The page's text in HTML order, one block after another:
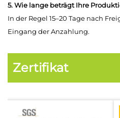
5. Wie lange beträgt Ihre
In der Regel 15–20 Tage nach
Eingang der Anzahlung.
Zertifikat